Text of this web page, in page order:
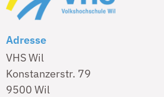
Adresse
VHS Wil
Konstanzerstr. 79
9500 Wil